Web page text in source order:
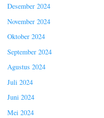
Desember 2024
November 2024
Oktober 2024
September 2024
Agustus 2024
Juli 2024
Juni 2024
Mei 2024